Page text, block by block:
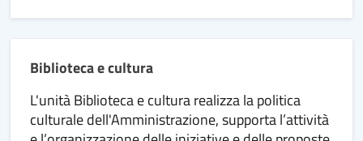
Biblioteca e cultura
L'unità Biblioteca e cultura realizza la politica
culturale dell'Amministrazione, supporta l’attività